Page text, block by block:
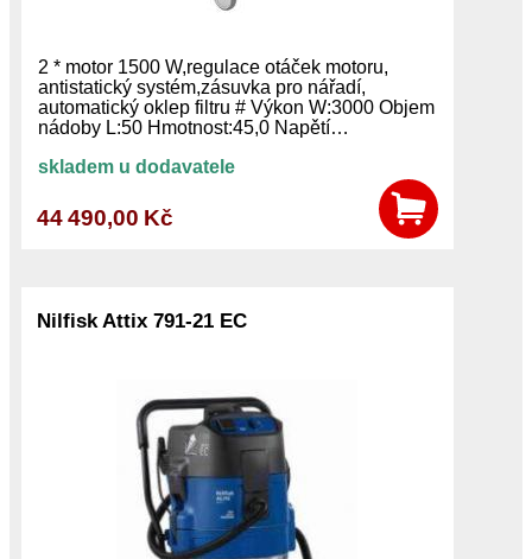
2 * motor 1500 W,regulace otáček motoru,
antistatický systém,zásuvka pro nářadí,
automatický oklep filtru # Výkon W:3000 Objem
nádoby L:50 Hmotnost:45,0 Napětí…
skladem u dodavatele
44 490,00 Kč
Nilfisk Attix 791-21 EC